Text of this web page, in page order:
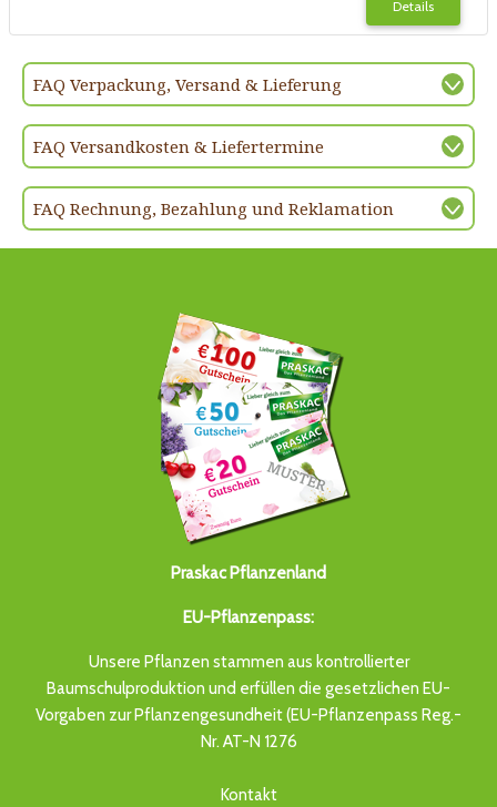
Details
FAQ Verpackung, Versand & Lieferung
FAQ Versandkosten & Liefertermine
FAQ Rechnung, Bezahlung und Reklamation
Praskac Pflanzenland
EU-Pflanzenpass:
Unsere Pflanzen stammen aus kontrollierter
Baumschulproduktion und erfüllen die gesetzlichen EU-
Vorgaben zur Pflanzengesundheit (EU-Pflanzenpass Reg.-
Nr. AT-N 1276
Kontakt